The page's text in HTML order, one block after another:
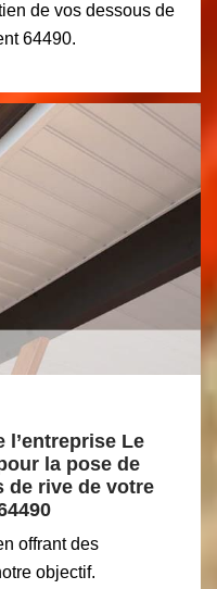
de vos dessous de
64490.
l’entreprise Le
la pose de
de rive de votre
offrant des
objectif.